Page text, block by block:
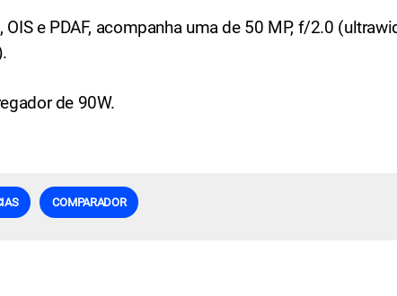
e PDAF, acompanha uma de 50 MP, f/2.0
de 90W.
COMPARADOR